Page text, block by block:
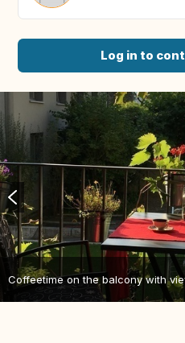
Log in to
Coffeetime on the balcony with